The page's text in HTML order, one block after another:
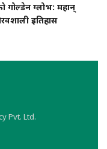
गोल्डेन ग्लोभ: महान्
इतिहास
Pvt. Ltd.